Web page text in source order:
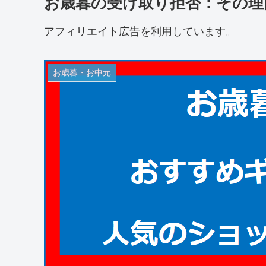
アフィリエイト広告を利用しています。
お歳暮・お中元